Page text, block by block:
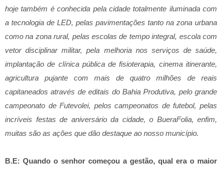
hoje também é conhecida pela cidade totalmente iluminada com
a tecnologia de LED, pelas pavimentações tanto na zona urbana
como na zona rural, pelas escolas de tempo integral, escola com
vetor disciplinar militar, pela melhoria nos serviços de saúde,
implantação de clínica pública de fisioterapia, cinema itinerante,
agricultura pujante com mais de quatro milhões de reais
capitaneados através de editais do Bahia Produtiva, pelo grande
campeonato de Futevolei, pelos campeonatos de futebol, pelas
incríveis festas de aniversário da cidade, o BueraFolia, enfim,
muitas são as ações que dão destaque ao nosso município.
B.E: Quando o senhor começou a gestão, qual era o maior